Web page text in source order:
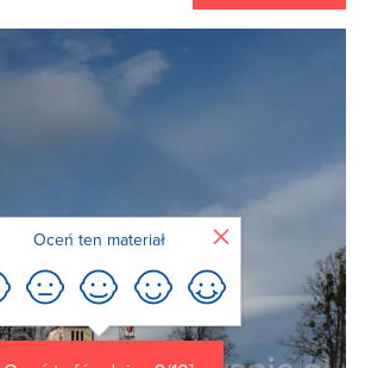
Oceń ten materiał